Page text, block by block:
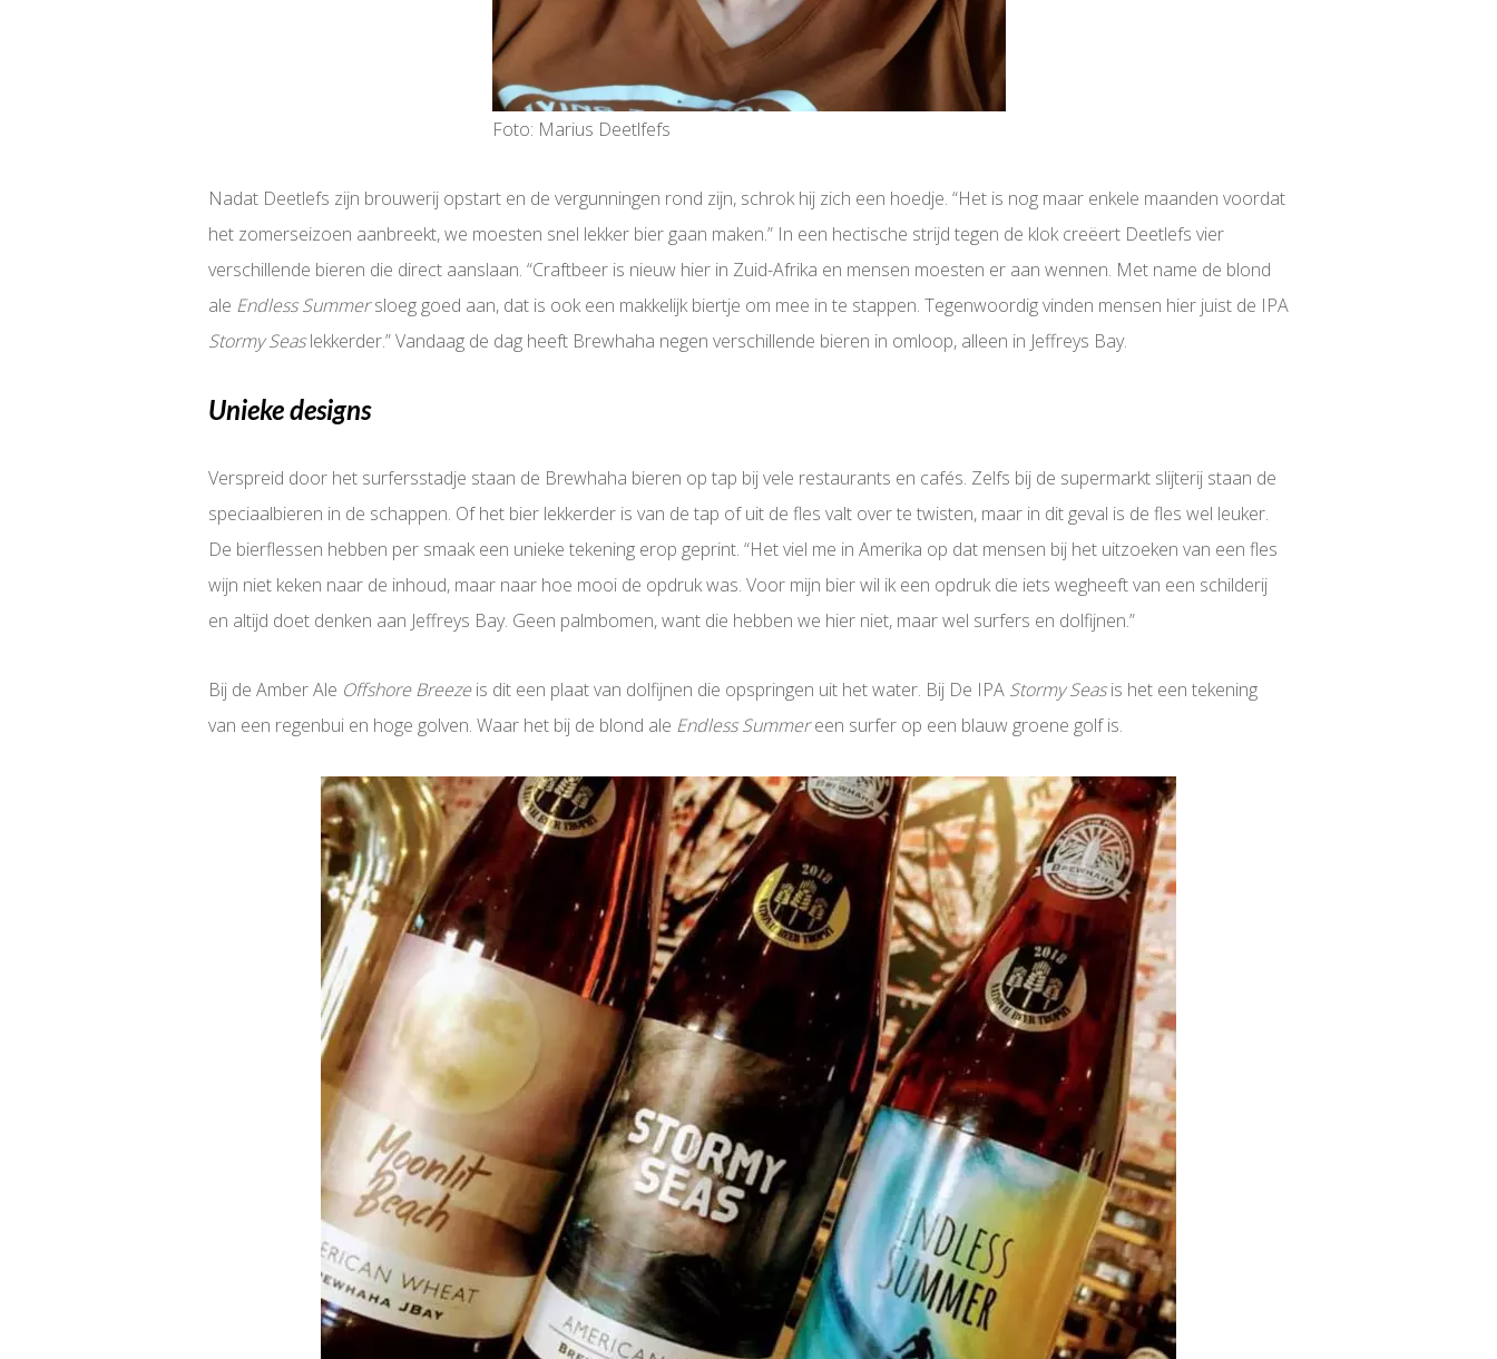
Foto: Marius Deetlfefs
Nadat Deetlefs zijn brouwerij opstart en de vergunningen rond zijn, schrok hij zich een hoedje. “Het is nog maar enkele maanden voordat
het zomerseizoen aanbreekt, we moesten snel lekker bier gaan maken.” In een hectische strijd tegen de klok creëert Deetlefs vier
verschillende bieren die direct aanslaan. “Craftbeer is nieuw hier in Zuid-Afrika en mensen moesten er aan wennen. Met name de blond
ale Endless Summersloeg goed aan, dat is ook een makkelijk biertje om mee in te stappen. Tegenwoordig vinden mensen hier juist de IPA
Stormy Seaslekkerder.” Vandaag de dag heeft Brewhaha negen verschillende bieren in omloop, alleen in Jeffreys Bay.
Unieke designs
Verspreid door het surfersstadje staan de Brewhaha bieren op tap bij vele restaurants en cafés. Zelfs bij de supermarkt slijterij staan de
speciaalbieren in de schappen. Of het bier lekkerder is van de tap of uit de fles valt over te twisten, maar in dit geval is de fles wel leuker.
De bierflessen hebben per smaak een unieke tekening erop geprint. “Het viel me in Amerika op dat mensen bij het uitzoeken van een fles
wijn niet keken naar de inhoud, maar naar hoe mooi de opdruk was. Voor mijn bier wil ik een opdruk die iets wegheeft van een schilderij
en altijd doet denken aan Jeffreys Bay. Geen palmbomen, want die hebben we hier niet, maar wel surfers en dolfijnen.”
Bij de Amber Ale Offshore Breeze is dit een plaat van dolfijnen die opspringen uit het water. Bij De IPA Stormy Seasis het een tekening
van een regenbui en hoge golven. Waar het bij de blond ale Endless Summereen surfer op een blauw groene golf is.